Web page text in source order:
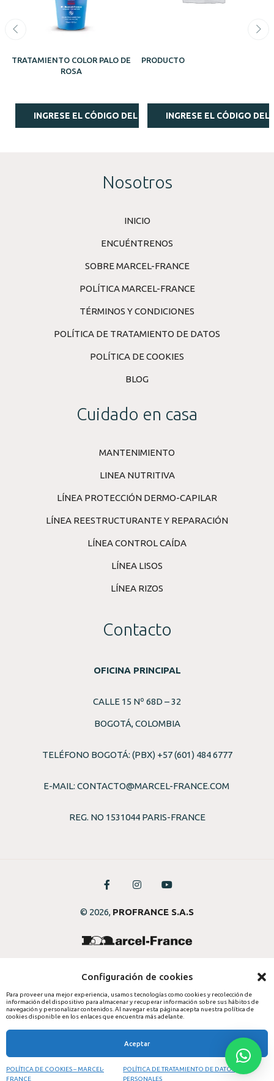
Configuración de cookies
Para proveer una mejor experiencia, usamos tecnologías como cookies y recolección de
información del dispositivo para almacenar y recuperar información sobre sus hábitos de
navegación y personalizar contenidos. Al navegar esta página acepta nuestra política de
cookies disponible en los enlaces que encuentra más adelante.
Aceptar
POLÍTICA DE COOKIES – MARCEL-
FRANCE
POLÍTICA DE TRATAMIENTO DE DATOS
PERSONALES
TRATAMIENTO COLOR PALO DE
ROSA
INGRESE EL CÓDIGO DEL ESTILISTA
PRODUCTO
INGRESE EL CÓDIGO DEL
Nosotros
INICIO
ENCUÉNTRENOS
SOBRE MARCEL-FRANCE
POLÍTICA MARCEL-FRANCE
TÉRMINOS Y CONDICIONES
POLÍTICA DE TRATAMIENTO DE DATOS
POLÍTICA DE COOKIES
BLOG
Cuidado en casa
MANTENIMIENTO
LINEA NUTRITIVA
LÍNEA PROTECCIÓN DERMO-CAPILAR
LÍNEA REESTRUCTURANTE Y REPARACIÓN
LÍNEA CONTROL CAÍDA
LÍNEA LISOS
LÍNEA RIZOS
Contacto
OFICINA PRINCIPAL
CALLE 15 Nº 68D – 32
BOGOTÁ, COLOMBIA
TELÉFONO BOGOTÁ: (PBX) +57 (601) 484 6777
E-MAIL: CONTACTO@MARCEL-FRANCE.COM
REG. NO 1531044 PARIS-FRANCE
© 2026, PROFRANCE S.A.S
Registro
Inicio de